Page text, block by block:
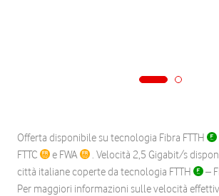
Offerta disponibile su tecnologia Fibra FTTH
FTTC
e FWA
. Velocità 2,5 Gigabit/s
città italiane coperte da tecnologia FTTH
–
Per maggiori informazioni sulle velocità